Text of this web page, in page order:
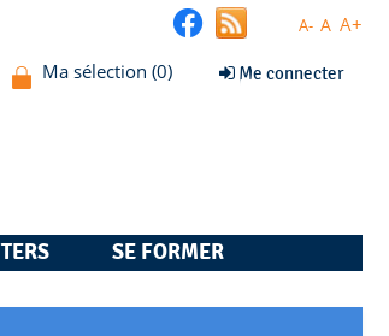
A- A A+
Me connecter
SE FORMER